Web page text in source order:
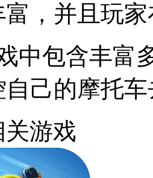
富，并且玩
中包含丰富
自己的摩托
关游戏